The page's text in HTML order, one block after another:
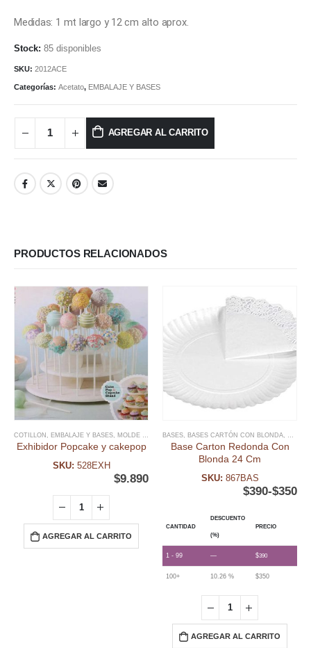
Medidas: 1 mt largo y 12 cm alto aprox.
85 disponibles
SKU: 2012ACE
Categorías: Acetato, EMBALAJE Y BASES
AGREGAR AL CARRITO
PRODUCTOS RELACIONADOS
COTILLON , EMBALAJE Y BASES, MOLDE CAKEPOP ,MOLDES,OTROS PACKAGING
Exhibidor Popcake y cakepop
SKU: 528EXH
$9.890
AGREGAR AL CARRITO
BASES, BASES CARTÓN CON BLONDA,
Base Carton Redonda Con
Blonda 24 Cm
SKU: 867BAS
$350
-
$390
CANTIDAD
DESCUENTO
(%)
PRECIO
1 - 99 — $390
100+ 10.26 % $350
AGREGAR AL CARRITO